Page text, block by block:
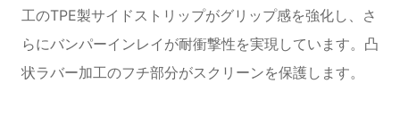
工のTPE製サイドストリップがグリップ感を強化し、さ
らにバンパーインレイが耐衝撃性を実現しています。凸
状ラバー加工のフチ部分がスクリーンを保護します。